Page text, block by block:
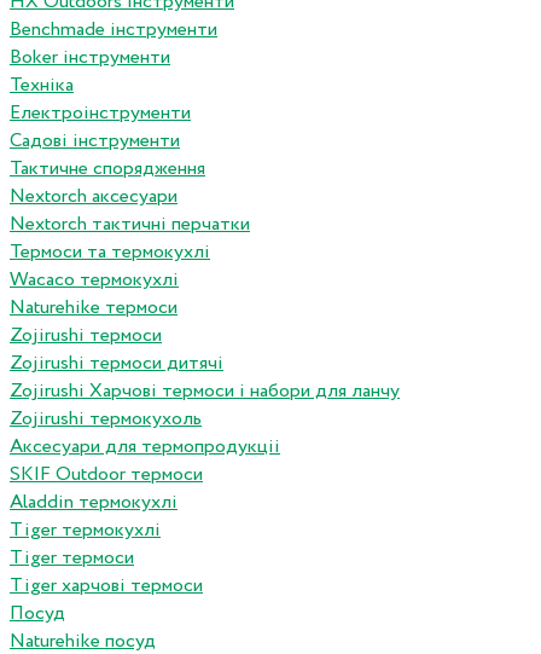
Benchmade інструменти
Boker інструменти
Техніка
Електроінструменти
Садові інструменти
Тактичне спорядження
Nextorch аксесуари
Nextorch тактичні перчатки
Термоси та термокухлі
Wacaco термокухлі
Naturehike термоси
Zojirushi термоси
Zojirushi термоси дитячі
Zojirushi Харчові термоси і набори для ланчу
Zojirushi термокухоль
Аксесуари для термопродукціі
SKIF Outdoor термоси
Aladdin термокухлі
Tiger термокухлі
Tiger термоси
Tiger харчові термоси
Посуд
Naturehike посуд